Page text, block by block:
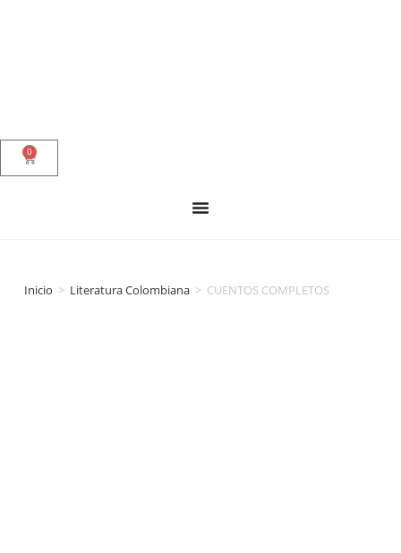
0
Inicio > Literatura Colombiana > CUENTOS COMPLETOS